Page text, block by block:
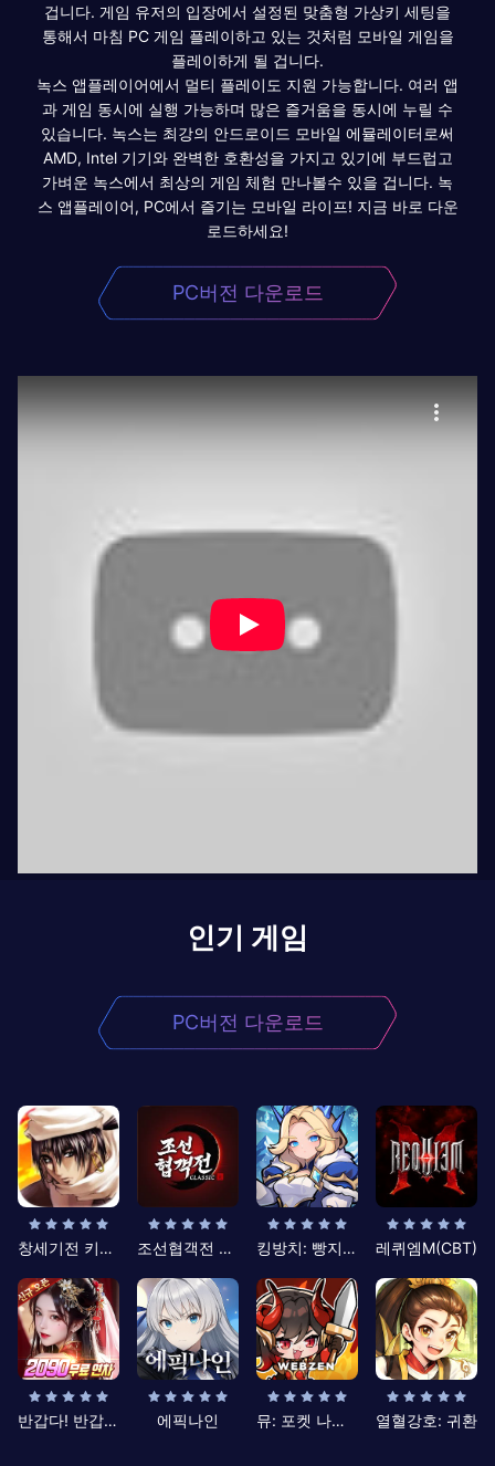
겁니다. 게임 유저의 입장에서 설정된 맞춤형 가상키 세팅을
통해서 마침 PC 게임 플레이하고 있는 것처럼 모바일 게임을
플레이하게 될 겁니다.
녹스 앱플레이어에서 멀티 플레이도 지원 가능합니다. 여러 앱
과 게임 동시에 실행 가능하며 많은 즐거움을 동시에 누릴 수
있습니다. 녹스는 최강의 안드로이드 모바일 에뮬레이터로써
AMD, Intel 기기와 완벽한 호환성을 가지고 있기에 부드럽고
가벼운 녹스에서 최상의 게임 체험 만나볼수 있을 겁니다. 녹
스 앱플레이어, PC에서 즐기는 모바일 라이프! 지금 바로 다운
로드하세요!
PC버전 다운로드
인기 게임
PC버전 다운로드
창세기전 키우기 조선협객전 클래식 킹방치: 빵지의 제왕 레퀴엠M(CBT)
반갑다! 반갑삼국지 에픽나인 뮤: 포켓 나이츠 열혈강호: 귀환